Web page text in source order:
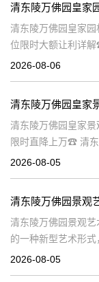
清
清东陵万佛园皇家
位限时大额让利详
838-5063清东陵万
2026-08-06
清东陵万佛园皇家
限时直降上万☎ 清
5063清东陵万佛园
2026-08-05
清东陵万佛园景观
的一种新型艺术形
尊重和缅怀，更是一
2026-08-05